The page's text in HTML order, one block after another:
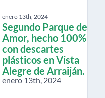
enero 13th, 2024
Segundo Parque de
Amor, hecho 100%
con descartes
plásticos en Vista
Alegre de Arraiján.
enero 13th, 2024